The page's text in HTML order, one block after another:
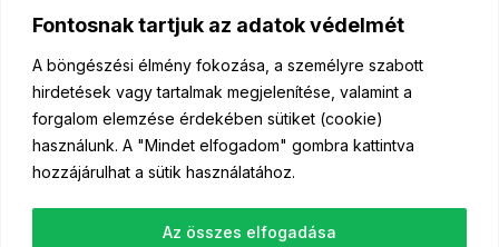
Fontosnak tartjuk az adatok védelmét
A böngészési élmény fokozása, a személyre szabott
hirdetések vagy tartalmak megjelenítése, valamint a
forgalom elemzése érdekében sütiket (cookie)
használunk. A "Mindet elfogadom" gombra kattintva
hozzájárulhat a sütik használatához.
Az összes elfogadása
© 2023 Kelőmag Kft- Minden jog fenntartva.